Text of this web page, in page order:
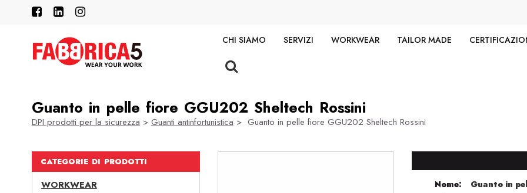
CHI SIAMO SERVIZI WORKWEAR TAILOR MADE
Guanto in pelle fiore GGU202 Sheltech Rossini
DPI prodotti per la sicurezza > Guanti antinfortunistica > Guanto in pelle fiore GGU202 Sheltech Rossini
CATEGORIE DI PRODOTTI
WORKWEAR
Nome:
Guanto in